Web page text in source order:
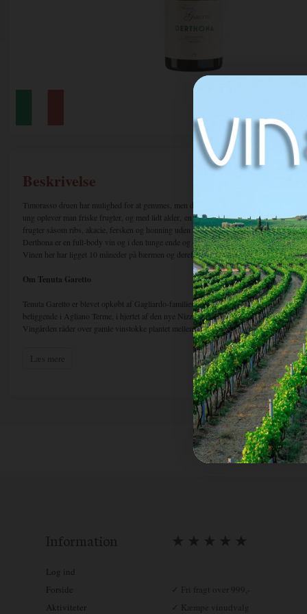
Beskrivelse
Timorasso druen har mulighed for at gemmes, men den kan sagtens drikkes ung, når
ung oplever man friske frugter, og med lidt alder,
en fornem elegance . Du vil altid
frugter såsom ribs, akacie, fersken og honning uden at være sød. Med alder kan der
Derthona er en full-body vin og i den tunge ende og en rigtig mad-vin.
Vinen her har ligget 10 måneder på bærmen og derefter lagret på ståltanke.
Om Tenuta Garetto
Tenuta Garetto er blevet opkøbt af Gagliardo-familien i 2017. Det er et meget kendt og
beliggende i Agliano Terme, i hjertet af den nye Nizza DOCG appellation.
Vingården råder over gamle vinstokke plantet mellem 1935 og 1950, samt nyere
Monferrato Astigiano er et sødt, solrigt og energisk land. Især Agliano Terme
Barbera". Det er en del af den nyfødte Nizza DOCG og er kendetegnet ved sandet
Læs mere
Log ind
Forside
Aktiviteter
✓ Fri fragt over 999,-
✓ Kæmpe vinudvalg